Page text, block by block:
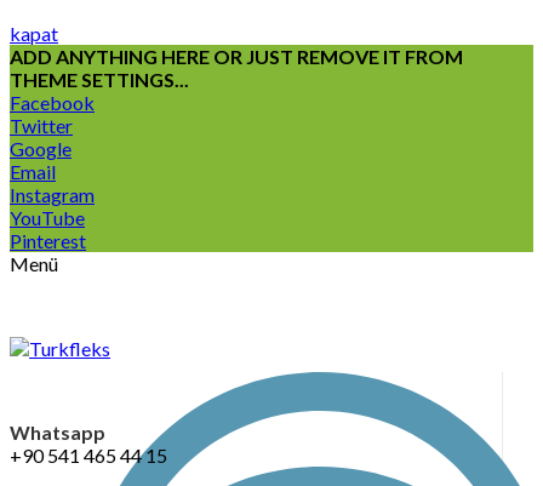
kapat
ADD ANYTHING HERE OR JUST REMOVE IT FROM
THEME SETTINGS...
Facebook
Twitter
Google
Email
Instagram
YouTube
Pinterest
Menü
Whatsapp
+90 541 465 44 15